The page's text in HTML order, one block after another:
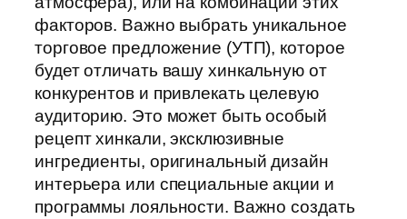
факторов. Важно выбрать уникальное
торговое предложение (УТП), которое
будет отличать вашу хинкальную от
конкурентов и привлекать целевую
аудиторию. Это может быть особый
рецепт хинкали, эксклюзивные
ингредиенты, оригинальный дизайн
интерьера или специальные акции и
программы лояльности. Важно создать